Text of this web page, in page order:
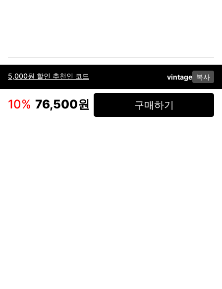
5,000원 할인 추천인 코드 vintage 복사
10% 76,500원 구매하기
이용약관고객센터판매개인정보 처리방침사업자 정보다운로드
인스타그램
페이스북